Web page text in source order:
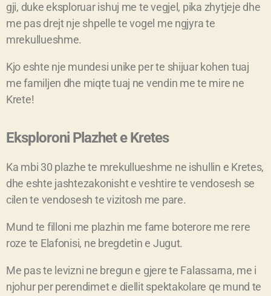
gji, duke eksploruar ishuj me te vegjel, pika zhytjeje dhe
me pas drejt nje shpelle te vogel me ngjyra te
mrekullueshme.
Kjo eshte nje mundesi unike per te shijuar kohen tuaj
me familjen dhe miqte tuaj ne vendin me te mire ne
Krete!
Eksploroni Plazhet e Kretes
Ka mbi 30 plazhe te mrekullueshme ne ishullin e Kretes,
dhe eshte jashtezakonisht e veshtire te vendosesh se
cilen te vendosesh te vizitosh me pare.
Mund te filloni me plazhin me fame boterore me rere
roze te Elafonisi, ne bregdetin e Jugut.
Me pas te levizni ne bregun e gjere te Falassarna, me i
njohur per perendimet e diellit spektakolare qe mund te